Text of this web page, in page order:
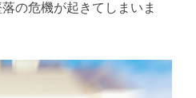
の危機が起きてしまいま